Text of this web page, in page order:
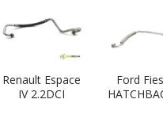
Renault Espace
IV 2.2DCI
Ford